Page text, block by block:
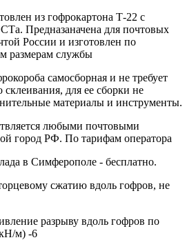
из гофрокартона Т-22 с
Предназаначена для почтовых
России и изготовлен по
размерам службы
самосборная и не требует
склеивания, для ее сборки не
материалы и инструменты.
любыми почтовыми
город РФ. По тарифам оператора
в Симферополе - бесплатно.
сжатию вдоль гофров, не
разрыву вдоль гофров по
м) -6